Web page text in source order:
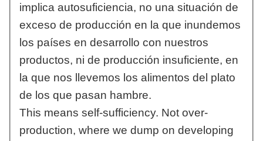
implica autosuficiencia, no una situación de
exceso de producción en la que inundemos
los países en desarrollo con nuestros
productos, ni de producción insuficiente, en
la que nos llevemos los alimentos del plato
de los que pasan hambre.
This means self-sufficiency. Not over-
production, where we dump on developing